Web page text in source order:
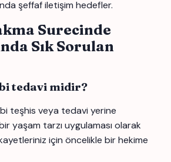
şeffaf iletişim hedefler.
Surecinde
Sık Sorulan
tedavi midir?
teşhis veya tedavi yerine
yaşam tarzı uygulaması olarak
için öncelikle bir hekime